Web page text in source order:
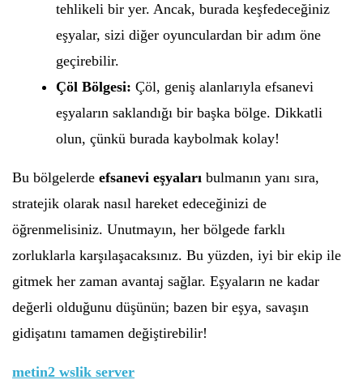
tehlikeli bir yer. Ancak, burada keşfedeceğiniz
eşyalar, sizi diğer oyunculardan bir adım öne
geçirebilir.
Çöl Bölgesi: Çöl, geniş alanlarıyla efsanevi
eşyaların saklandığı bir başka bölge. Dikkatli
olun, çünkü burada kaybolmak kolay!
Bu bölgelerde efsanevi eşyaları bulmanın yanı sıra,
stratejik olarak nasıl hareket edeceğinizi de
öğrenmelisiniz. Unutmayın, her bölgede farklı
zorluklarla karşılaşacaksınız. Bu yüzden, iyi bir ekip ile
gitmek her zaman avantaj sağlar. Eşyaların ne kadar
değerli olduğunu düşünün; bazen bir eşya, savaşın
gidişatını tamamen değiştirebilir!
metin2 wslik server